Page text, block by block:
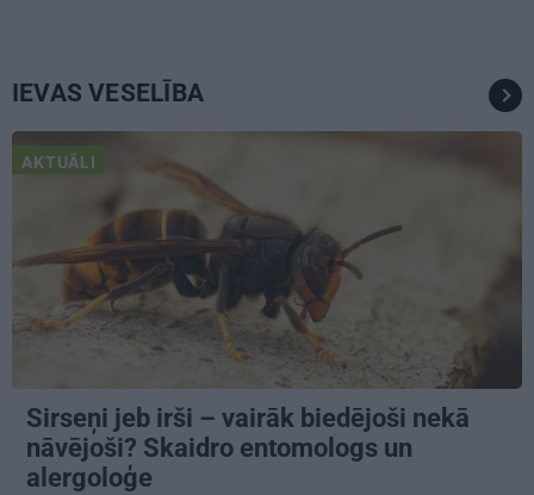
IEVAS VESELĪBA
AKTUĀLI
Sirseņi jeb irši – vairāk biedējoši nekā
nāvējoši? Skaidro entomologs un
alergoloģe